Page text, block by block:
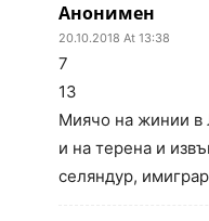
Анонимен
20.10.2018 At 13:38
7
13
Миячо на жинии в
и на терена и
селяндур,